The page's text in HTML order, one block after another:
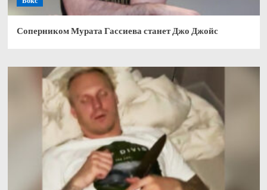
Соперником Мурата Гассиева станет Джо Джойс